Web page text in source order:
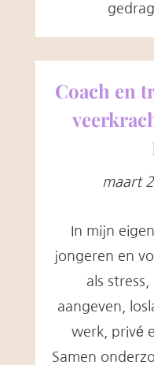
Coach en
maart
In mijn
jongeren en
als
aangeven,
werk, privé
Samen